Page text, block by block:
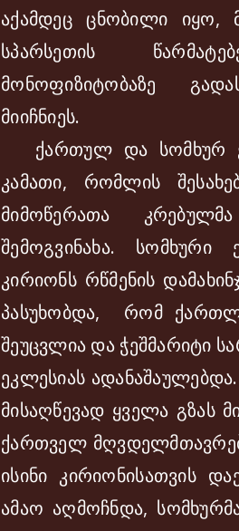
აქამდეც ცნობილი იყო,
სპარსეთის
მონოფიზიტობაზე
მიიჩნიეს.
ქართულ და სომხურ
კამათი, რომლის
მიმოწერათა
შემოგვინახა.
კირიონს რწმენის
პასუხობდა, რომ
შეუცვლია და ჭეშმარიტი
ეკლესიას
მისაღწევად ყველა გზას
ქართველ
ისინი კირიონისათვის
ამაო აღმოჩნდა,